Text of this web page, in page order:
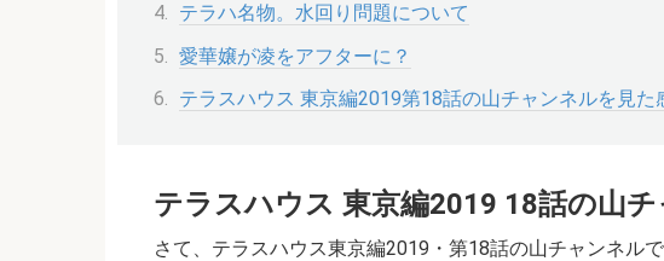
テラハ名物。水回り問題について
愛華嬢が凌をアフターに？
テラスハウス 東京編2019第18話の山チャンネルを見た
テラスハウス 東京編2019 18話の山
さて、テラスハウス東京編2019・第18話の山チャンネル